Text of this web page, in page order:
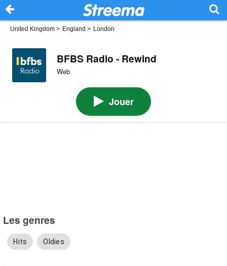
United Kingdom > England > London
BFBS Radio - Rewind
Web
Jouer
Les genres
Hits Oldies